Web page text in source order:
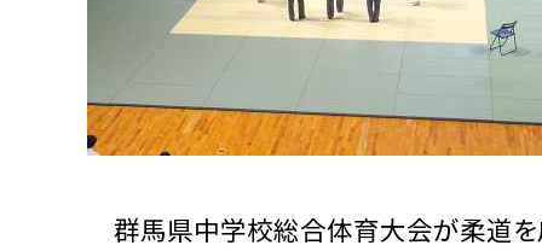
群馬県中学校総合体育大会が柔道を